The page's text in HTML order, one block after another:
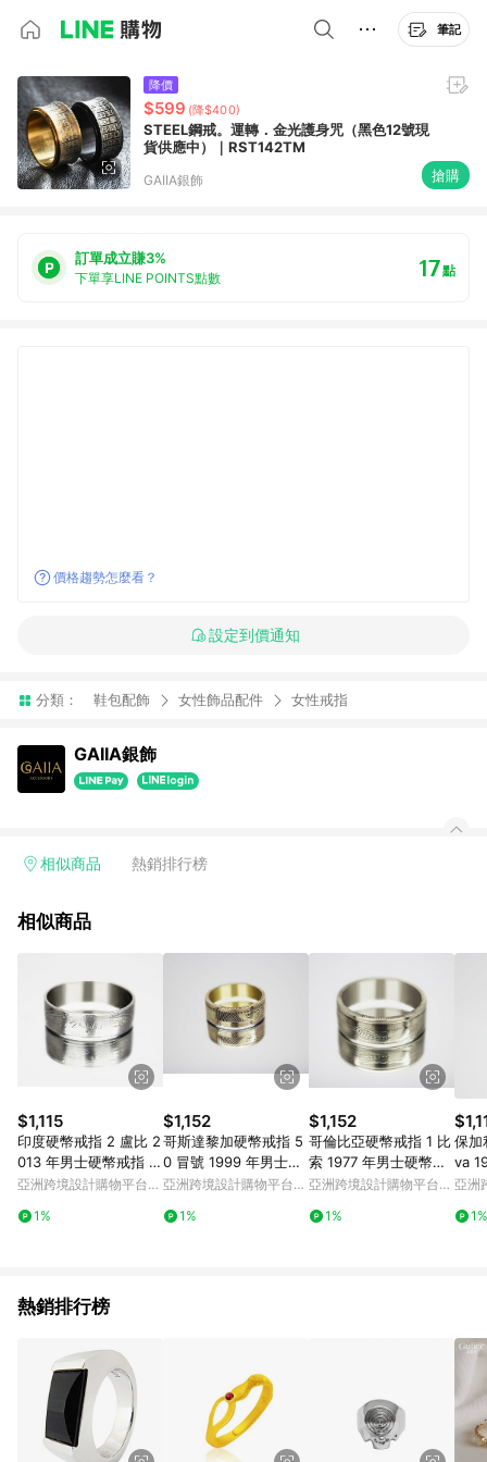
筆記
降價
$599 (降$400)
STEEL鋼戒。運轉．金光護身咒（黑色12號現
貨供應中）｜RST142TM
GAIIA銀飾 搶購
訂單成立賺3%
下單享LINE POINTS點數 17點
價格趨勢怎麼看？
設定到價通知
分類： 鞋包配飾 女性飾品配件 女性戒指
GAIIA銀飾
相似商品 熱銷排行榜
相似商品
$1,115
印度硬幣戒指 2 盧比 2
013 年男士硬幣戒指 女
士硬幣戒指
亞洲跨境設計購物平台
1%
$1,152
哥斯達黎加硬幣戒指 5
0 冒號 1999 年男士硬
幣戒指 女士硬幣戒指
亞洲跨境設計購物平台
1%
$1,152
哥倫比亞硬幣戒指 1 比
索 1977 年男士硬幣戒
指 女士硬幣戒指
亞洲跨境設計購物平台
1%
保加
va
女士
亞洲
1%
熱銷排行榜